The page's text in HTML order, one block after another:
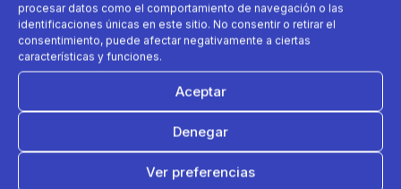
procesar datos como el comportamiento de navegación o las
identificaciones únicas en este sitio. No consentir o retirar el
consentimiento, puede afectar negativamente a ciertas
características y funciones.
Aceptar
Denegar
Ver preferencias
En este contexto, la alianza une a dos actores
altamente complementarios, alineados por una
visión compartida: convertir el ciclismo en un pilar
de la movilidad urbana. Al combinar la experiencia
única de Brompton en portabilidad y
desplazamientos urbanos con la presencia global
de Decathlon PULSE, ambos socios buscan liberar
todo el potencial de las bicicletas plegables y
acelerar su adopción a nivel mundial.